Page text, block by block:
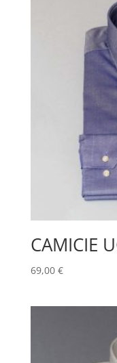
CAMICIE
69,00 €